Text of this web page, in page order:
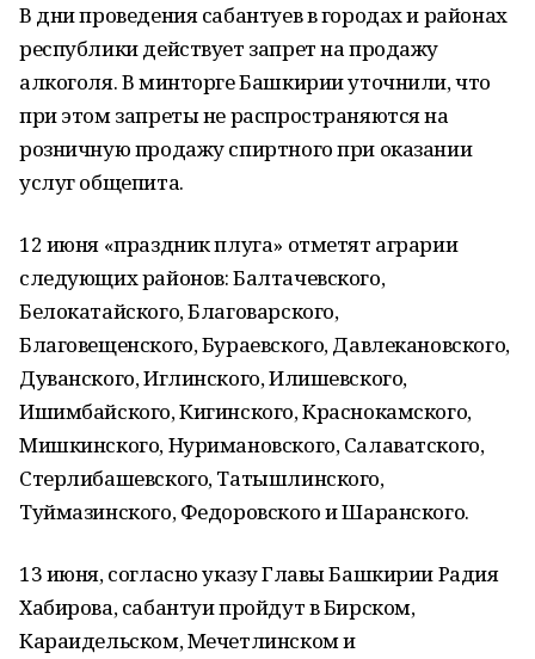
В дни проведения сабантуев в городах и районах
республики действует запрет на продажу
алкоголя. В минторге Башкирии уточнили, что
при этом запреты не распространяются на
розничную продажу спиртного при оказании
услуг общепита.
12 июня «праздник плуга» отметят аграрии
следующих районов: Балтачевского,
Белокатайского, Благоварского,
Благовещенского, Бураевского, Давлекановского,
Дуванского, Иглинского, Илишевского,
Ишимбайского, Кигинского, Краснокамского,
Мишкинского, Нуримановского, Салаватского,
Стерлибашевского, Татышлинского,
Туймазинского, Федоровского и Шаранского.
13 июня, согласно указу Главы Башкирии Радия
Хабирова, сабантуи пройдут в Бирском,
Караидельском, Мечетлинском и